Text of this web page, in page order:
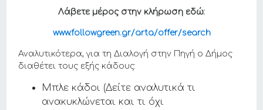
Λάβετε μέρος στην κλήρωση εδώ:
www.followgreen.gr/arta/offer/search
Αναλυτικότερα, για τη Διαλογή στην Πηγή ο Δήμος
διαθέτει τους εξής κάδους:
Μπλε κάδοι (Δείτε αναλυτικά τι
ανακυκλώνεται και τι όχι